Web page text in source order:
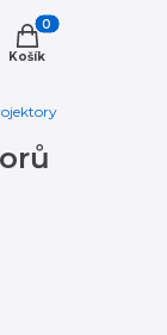
Produkty v
Košík